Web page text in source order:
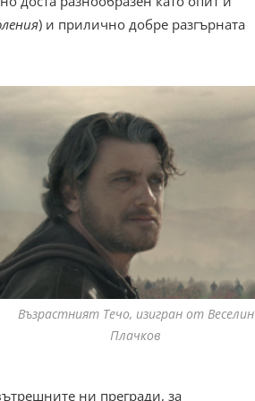
) и прилично добре разгърната
Възрастният Течо, изигран от Веселин
Плачков
ни прегради, за